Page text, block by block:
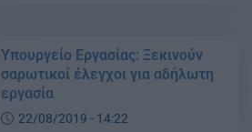
Υπουργείο Εργασίας: Ξεκινούν
σαρωτικοί έλεγχοι για αδήλωτη
εργασία
22/08/2019 - 14:22